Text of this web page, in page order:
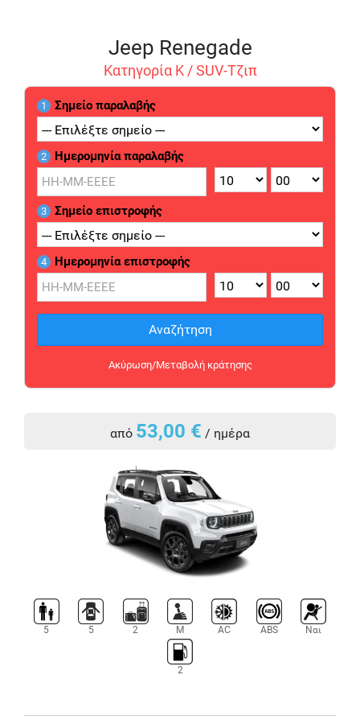
Jeep Renegade
Κατηγορία Κ / SUV-Τζιπ
1 Σημείο παραλαβής
2 Ημερομηνία παραλαβής
3 Σημείο επιστροφής
4 Ημερομηνία επιστροφής
Αναζήτηση
Ακύρωση/Μεταβολή κράτησης
από 53,00 € / ημέρα
5 5 2 M AC ABS Ναι
2